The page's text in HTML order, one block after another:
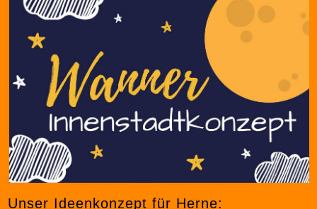
Unser Ideenkonzept für Herne: